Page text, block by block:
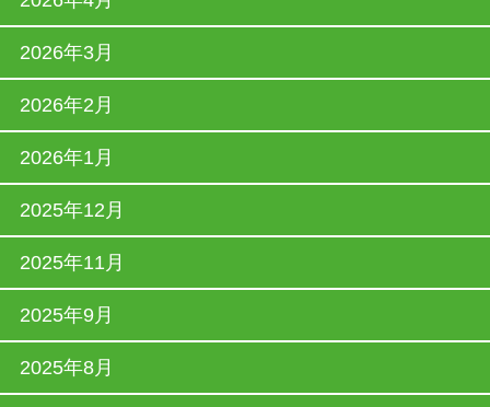
2026年3月
2026年2月
2026年1月
2025年12月
2025年11月
2025年9月
2025年8月